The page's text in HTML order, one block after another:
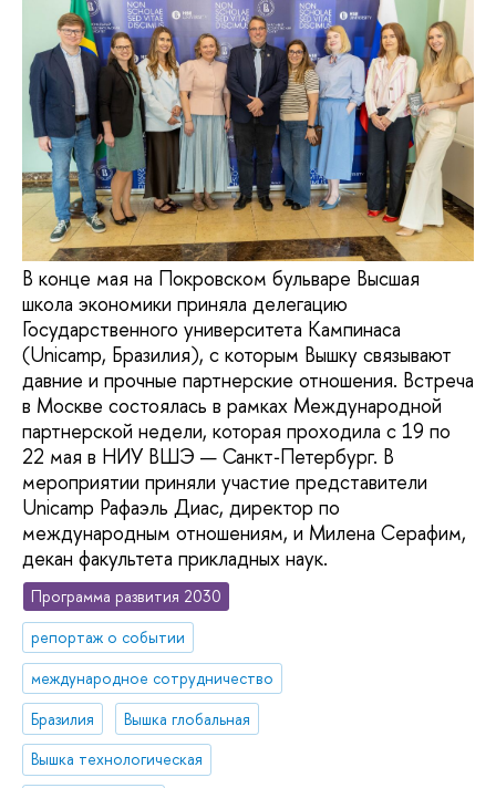
В конце мая на Покровском бульваре Высшая
школа экономики приняла делегацию
Государственного университета Кампинаса
(Unicamp, Бразилия), с которым Вышку связывают
давние и прочные партнерские отношения. Встреча
в Москве состоялась в рамках Международной
партнерской недели, которая проходила с 19 по
22 мая в НИУ ВШЭ — Санкт‑Петербург. В
мероприятии приняли участие представители
Unicamp Рафаэль Диас, директор по
международным отношениям, и Милена Серафим,
декан факультета прикладных наук.
Программа развития 2030
репортаж о событии
международное сотрудничество
Бразилия
Вышка глобальная
Вышка технологическая